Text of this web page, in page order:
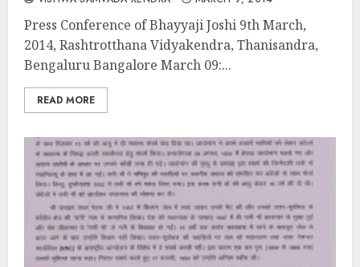
Press Conference of Bhayyaji Joshi 9th March,
2014, Rashtrotthana Vidyakendra, Thanisandra,
Bengaluru Bangalore March 09:...
READ MORE